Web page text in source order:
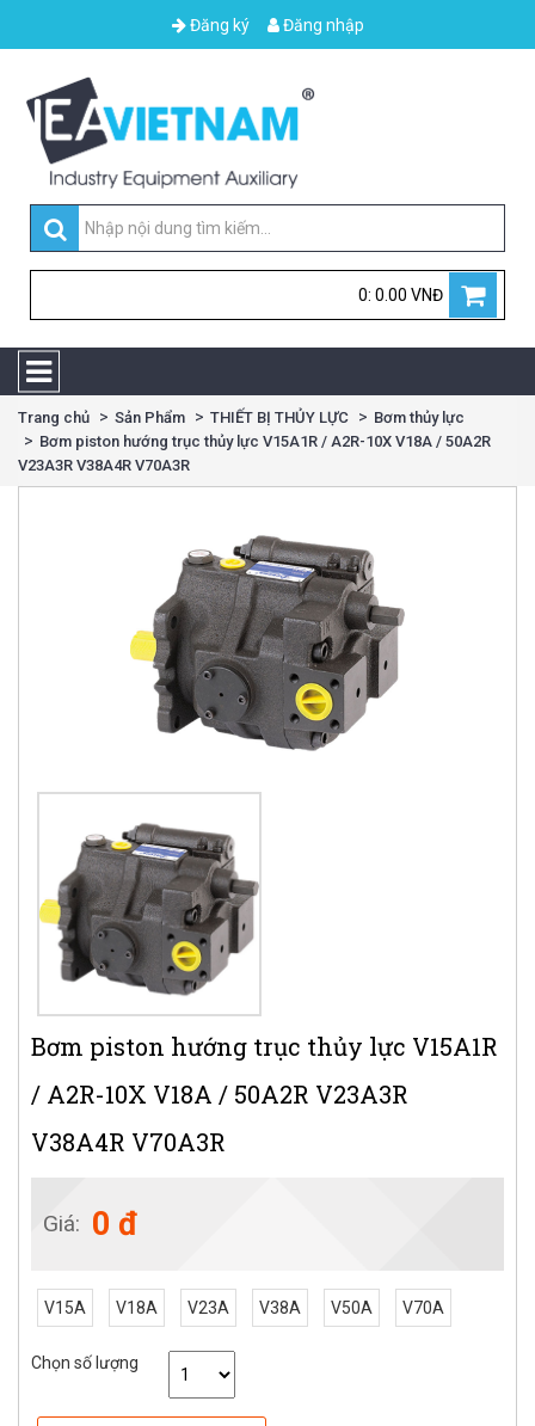
Đăng ký Đăng nhập
0: 0.00 VNĐ
Trang chủ Sản Phẩm THIẾT BỊ THỦY LỰC
Bơm thủy lực
Bơm piston hướng trục thủy lực V15A1R / A2R-10X V18A / 50A2R
V23A3R V38A4R V70A3R
Bơm piston hướng trục thủy lực V15A1R
/ A2R-10X V18A / 50A2R V23A3R
V38A4R V70A3R
Giá: 0 đ
V15A V18A V23A V38A V50A V70A
Chọn số lượng